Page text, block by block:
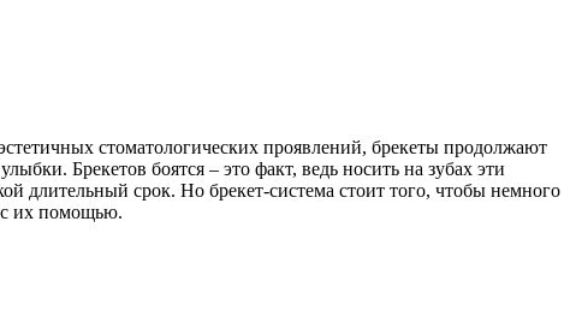
стоматологических проявлений, брекеты продолжают
Брекетов боятся – это факт, ведь носить на зубах эти
длительный срок. Но брекет-система стоит того, чтобы немного
с их помощью.